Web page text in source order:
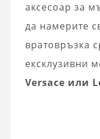
аксесоар за
да намерите
вратовръзка
ексклузивни
Versace или